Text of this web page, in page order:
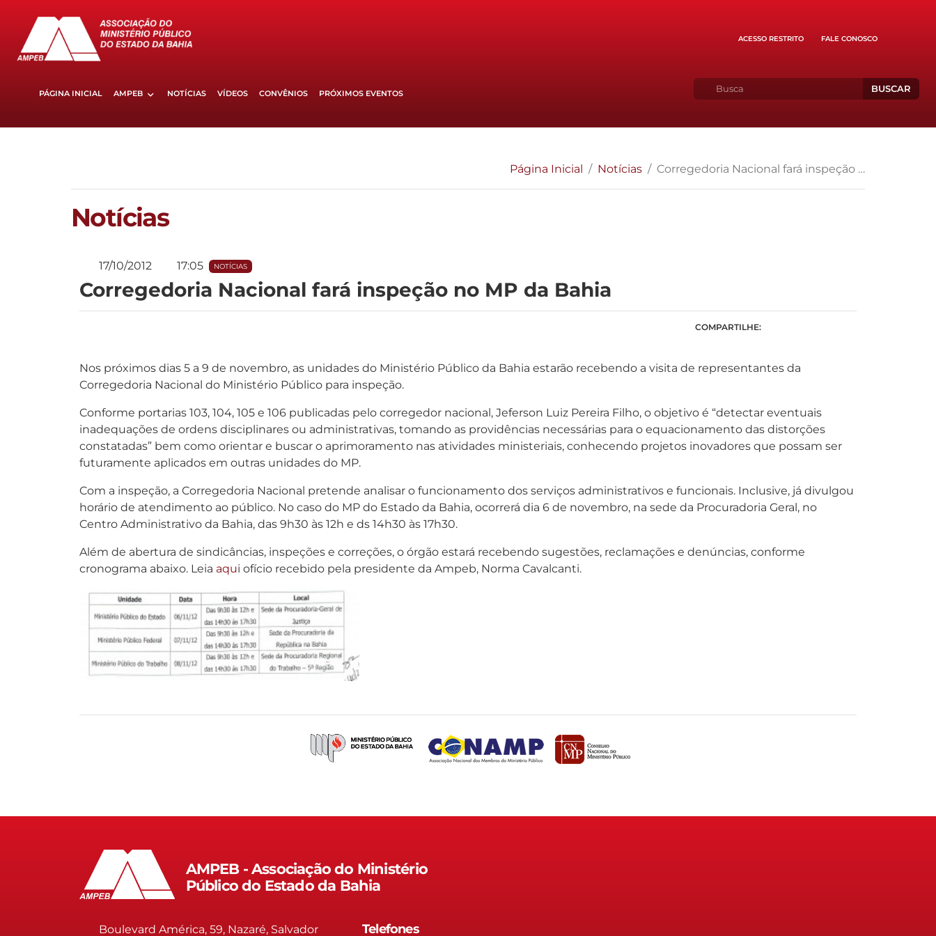
ACESSO RESTRITO FALE CONOSCO
PÁGINA INICIAL AMPEB NOTÍCIAS VÍDEOS CONVÊNIOS PRÓXIMOS EVENTOS BUSCAR
Página Inicial Notícias Corregedoria Nacional fará inspeção no MP da Bahia
Notícias
17/10/2012 17:05 NOTÍCIAS
Corregedoria Nacional fará inspeção no MP da Bahia
COMPARTILHE:
Nos próximos dias 5 a 9 de novembro, as unidades do Ministério Público da Bahia estarão recebendo a visita de representantes da
Corregedoria Nacional do Ministério Público para inspeção.
Conforme portarias 103, 104, 105 e 106 publicadas pelo corregedor nacional, Jeferson Luiz Pereira Filho, o objetivo é “detectar eventuais
inadequações de ordens disciplinares ou administrativas, tomando as providências necessárias para o equacionamento das distorções
constatadas” bem como orientar e buscar o aprimoramento nas atividades ministeriais, conhecendo projetos inovadores que possam ser
futuramente aplicados em outras unidades do MP.
Com a inspeção, a Corregedoria Nacional pretende analisar o funcionamento dos serviços administrativos e funcionais. Inclusive, já divulgou
horário de atendimento ao público. No caso do MP do Estado da Bahia, ocorrerá dia 6 de novembro, na sede da Procuradoria Geral, no
Centro Administrativo da Bahia, das 9h30 às 12h e ds 14h30 às 17h30.
Além de abertura de sindicâncias, inspeções e correções, o órgão estará recebendo sugestões, reclamações e denúncias, conforme
cronograma abaixo. Leia aqui ofício recebido pela presidente da Ampeb, Norma Cavalcanti.
AMPEB - Associação do Ministério
Público do Estado da Bahia
Boulevard América, 59, Nazaré, Salvador Telefones